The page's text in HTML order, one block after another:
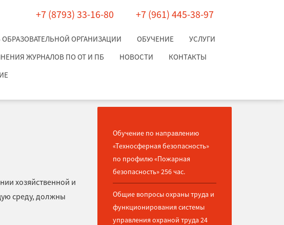
+7 (8793) 33-16-80 +7 (961) 445-38-97
ОРГАНИЗАЦИИ ОБУЧЕНИЕ
УСЛУГИ
ЖУРНАЛОВ ПО ОТ И ПБ НОВОСТИ
КОНТАКТЫ
хозяйственной и
среду, должны
Обучение по направлению
«Техносферная безопасность»
по профилю «Пожарная
безопасность» 256 час.
Общие вопросы охраны труда и
функционирования системы
управления охраной труда 24